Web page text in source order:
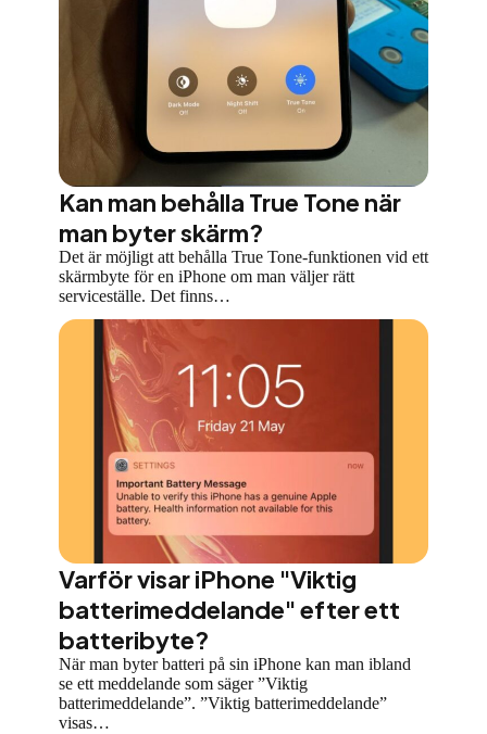
Kan man behålla True Tone när
man byter skärm?
Det är möjligt att behålla True Tone-funktionen vid ett
skärmbyte för en iPhone om man väljer rätt
serviceställe. Det finns…
Varför visar iPhone "Viktig
batterimeddelande" efter ett
batteribyte?
När man byter batteri på sin iPhone kan man ibland
se ett meddelande som säger ”Viktig
batterimeddelande”. ”Viktig batterimeddelande”
visas…